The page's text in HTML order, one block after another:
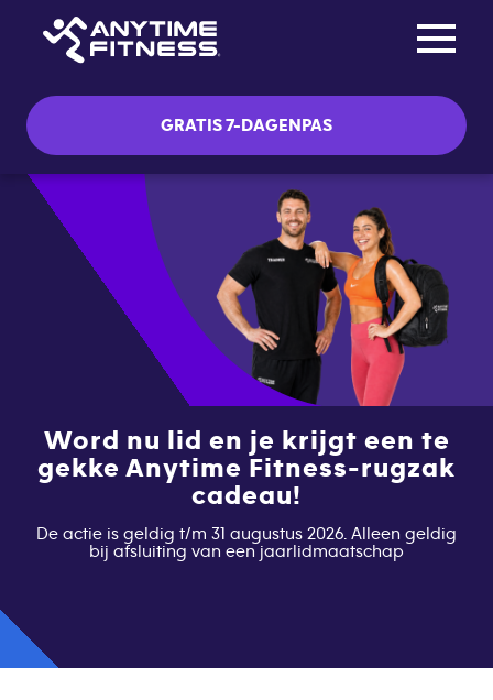
GRATIS 7-DAGENPAS
Word nu lid en je krijgt een te
gekke Anytime Fitness-rugzak
cadeau!
De actie is geldig t/m 31 augustus 2026. Alleen geldig
bij afsluiting van een jaarlidmaatschap